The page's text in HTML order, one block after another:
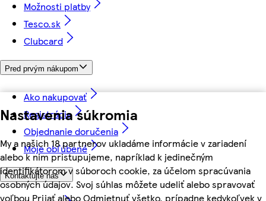
Nastavenia súkromia
My a našich 18 partnerov ukladáme informácie v zariadení
alebo k nim pristupujeme, napríklad k jedinečným
identifikátorom v súboroch cookie, za účelom spracúvania
osobných údajov. Svoj súhlas môžete udeliť alebo spravovať
voľbou Prijať alebo Odmietnuť všetko, prípadne kedykoľvek v
Možnosti platby
Tesco.sk
Clubcard
Pred prvým nákupom
Ako nakupovať
Registrácia
Objednanie doručenia
Moje obľúbené
Kontaktujte nás